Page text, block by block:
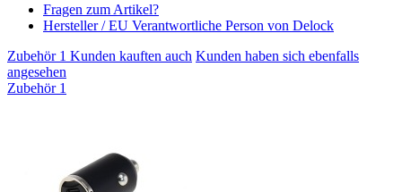
Fragen zum Artikel?
Hersteller / EU Verantwortliche Person von Delock
Zubehör 1 Kunden kauften auch Kunden haben sich ebenfalls
angesehen
Zubehör 1